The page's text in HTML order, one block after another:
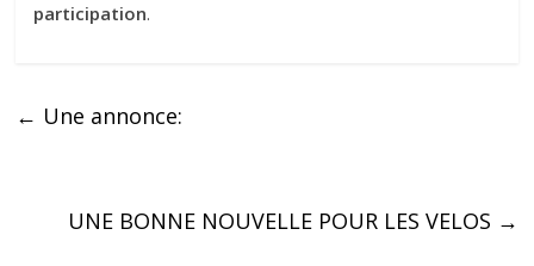
participation.
← Une annonce:
UNE BONNE NOUVELLE POUR LES VELOS →